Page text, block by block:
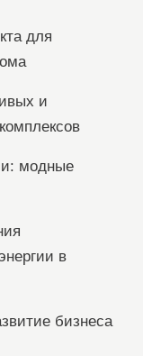
для
и
модные
в
бизнеса